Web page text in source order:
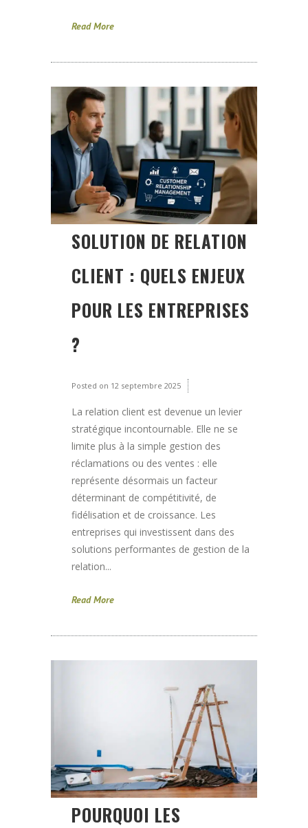
Read More
SOLUTION DE RELATION
CLIENT : QUELS ENJEUX
POUR LES ENTREPRISES
?
Posted on 12 septembre 2025
La relation client est devenue un levier
stratégique incontournable. Elle ne se
limite plus à la simple gestion des
réclamations ou des ventes : elle
représente désormais un facteur
déterminant de compétitivité, de
fidélisation et de croissance. Les
entreprises qui investissent dans des
solutions performantes de gestion de la
relation...
Read More
POURQUOI LES